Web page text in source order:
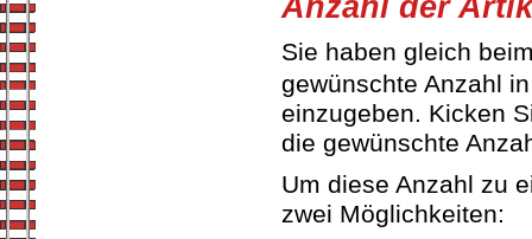
Anzahl der
Sie haben gleich
gewünschte Anzahl
einzugeben. Kicken
die gewünschte
Um diese Anzahl zu
zwei Möglichkeiten: